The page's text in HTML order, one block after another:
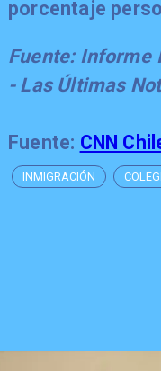
porcentaje
Fuente: Informe
- Las Últimas
Fuente: CNN
INMIGRACIÓN